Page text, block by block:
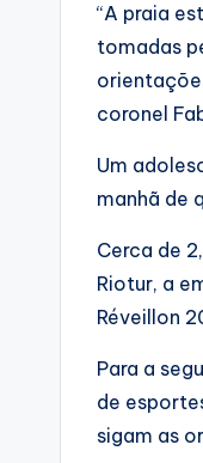
“A praia
tomadas
coronel
Um
manhã de
Cerca de
Riotur, a
Réveillon
Para a
de
sigam as